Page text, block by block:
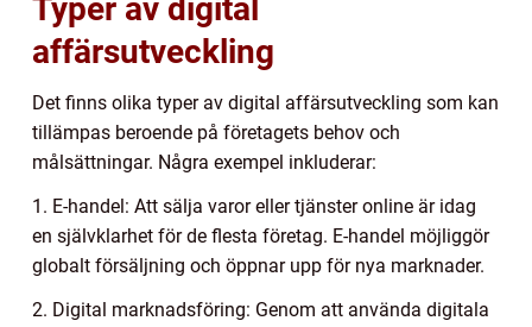
Typer av digital
affärsutveckling
Det finns olika typer av digital affärsutveckling som kan
tillämpas beroende på företagets behov och
målsättningar. Några exempel inkluderar:
1. E-handel: Att sälja varor eller tjänster online är idag
en självklarhet för de flesta företag. E-handel möjliggör
globalt försäljning och öppnar upp för nya marknader.
2. Digital marknadsföring: Genom att använda digitala